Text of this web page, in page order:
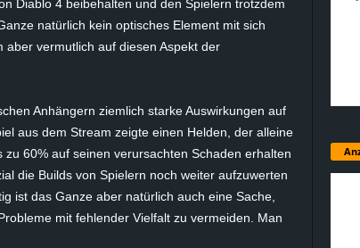
Diablo 4 beibehalten und den Spielern trotzdem
natürlich kein optisches Element mit sich
vermutlich auf diesen Aspekt der
Anhängern ziemlich starke Auswirkungen auf
aus dem Stream zeigte einen Helden, der alleine
60% auf seinen verursachten Schaden erhalten
die Builds von Spielern noch weiter aufzuwerten
ist das Ganze aber natürlich auch eine Sache,
mit fehlender Vielfalt zu vermeiden. Man